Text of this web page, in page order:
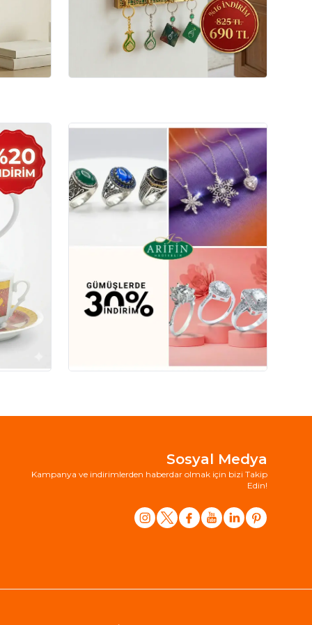
Sosyal Medya
Kampanya ve indirimlerden haberdar olmak için bizi Takip
Edin!